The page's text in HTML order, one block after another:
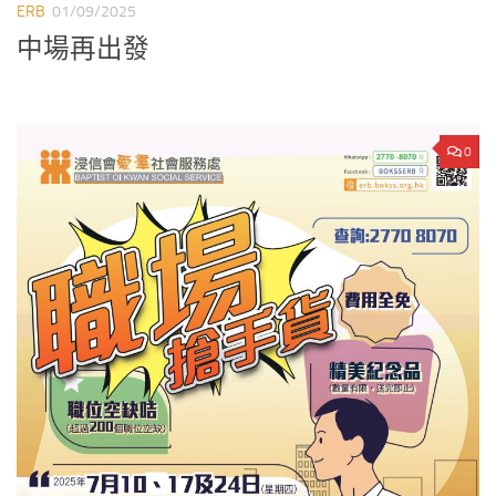
ERB 01/09/2025
中場再出發
0